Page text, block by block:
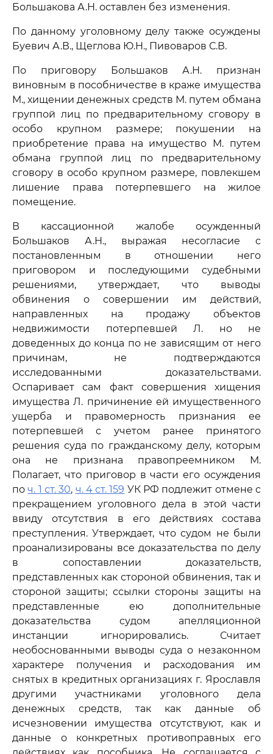
Большакова А.Н. оставлен без изменения.
По данному уголовному делу также осуждены
Буевич А.В., Щеглова Ю.Н., Пивоваров С.В.
По приговору Большаков А.Н. признан
виновным в пособничестве в краже имущества
М., хищении денежных средств М. путем обмана
группой лиц по предварительному сговору в
особо крупном размере; покушении на
приобретение права на имущество М. путем
обмана группой лиц по предварительному
сговору в особо крупном размере, повлекшем
лишение права потерпевшего на жилое
помещение.
В кассационной жалобе осужденный
Большаков А.Н., выражая несогласие с
постановленным в отношении него
приговором и последующими судебными
решениями, утверждает, что выводы
обвинения о совершении им действий,
направленных на продажу объектов
недвижимости потерпевшей Л. но не
доведенных до конца по не зависящим от него
причинам, не подтверждаются
исследованными доказательствами.
Оспаривает сам факт совершения хищения
имущества Л. причинение ей имущественного
ущерба и правомерность признания ее
потерпевшей с учетом ранее принятого
решения суда по гражданскому делу, которым
она не признана правопреемником М.
Полагает, что приговор в части его осуждения
поч. 1 ст. 30, ч. 4 ст. 159 УК РФ подлежит отмене с
прекращением уголовного дела в этой части
ввиду отсутствия в его действиях состава
преступления. Утверждает, что судом не были
проанализированы все доказательства по делу
в сопоставлении доказательств,
представленных как стороной обвинения, так и
стороной защиты; ссылки стороны защиты на
представленные ею дополнительные
доказательства судом апелляционной
инстанции игнорировались. Считает
необоснованными выводы суда о незаконном
характере получения и расходования им
снятых в кредитных организациях г. Ярославля
другими участниками уголовного дела
денежных средств, так как данные об
исчезновении имущества отсутствуют, как и
данные о конкретных противоправных его